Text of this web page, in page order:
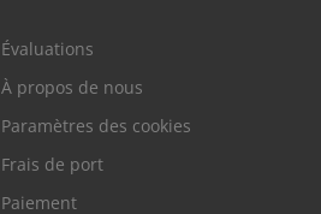
Évaluations
À propos de nous
Paramètres des cookies
Frais de port
Paiement